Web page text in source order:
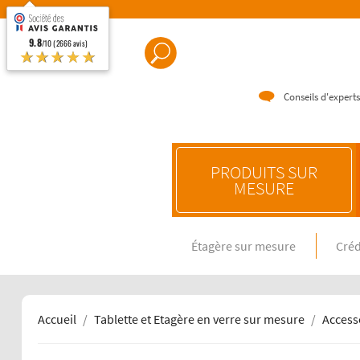
Conseils
PRODUITS SUR
MESURE
Crédence
Étagère sur mesure
Accueil Tablette et Etagère en verre sur mesure
9.8/10 (2666 avis)
★★★★★